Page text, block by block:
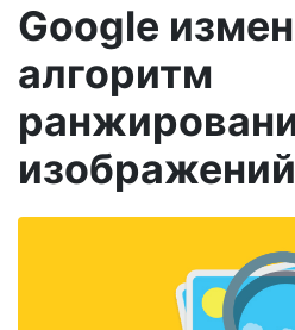
​Google
алгоритм